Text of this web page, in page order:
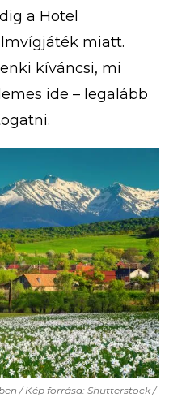
a Hotel
miatt.
kíváncsi, mi
ide – legalább
/ Kép forrása: Shutterstock /